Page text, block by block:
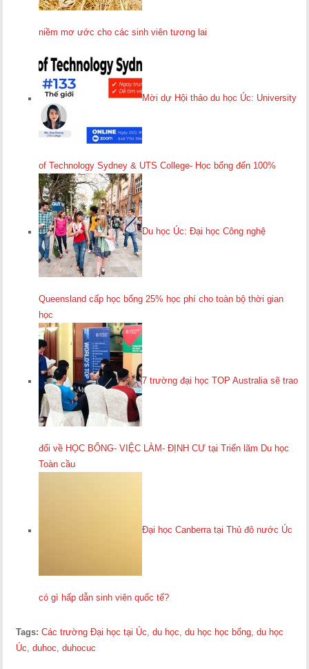
niềm mơ ước cho các sinh viên tương lai
Mời dự Hội thảo du học Úc: University
of Technology Sydney & UTS College- Học bổng đến 100%
Du học Úc: Đại học Công nghệ
Queensland cấp học bổng 25% học phí cho toàn bộ thời gian
học
7 trường đại học TOP Australia sẽ trao
đổi về HỌC BỔNG- VIỆC LÀM- ĐỊNH CƯ tại Triển lãm Du học
Toàn cầu
Đại học Canberra tại Thủ đô nước Úc
có gì hấp dẫn sinh viên quốc tế?
Tags: Các trường Đại học tại Úc,du học,du học học bổng,du học
Úc,duhoc,duhocuc